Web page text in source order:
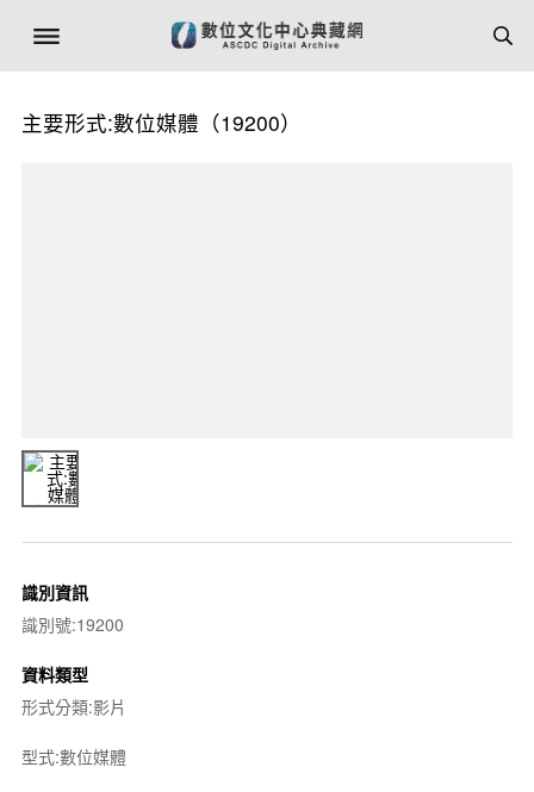
主要形式:數位媒體（19200）
識別資訊
識別號:19200
資料類型
形式分類:影片
型式:數位媒體